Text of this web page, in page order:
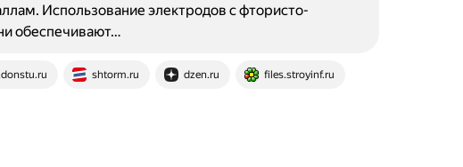
shtorm.ru dzen.ru files.stroyinf.ru
Использование электродов с фтористо-
обеспечивают…